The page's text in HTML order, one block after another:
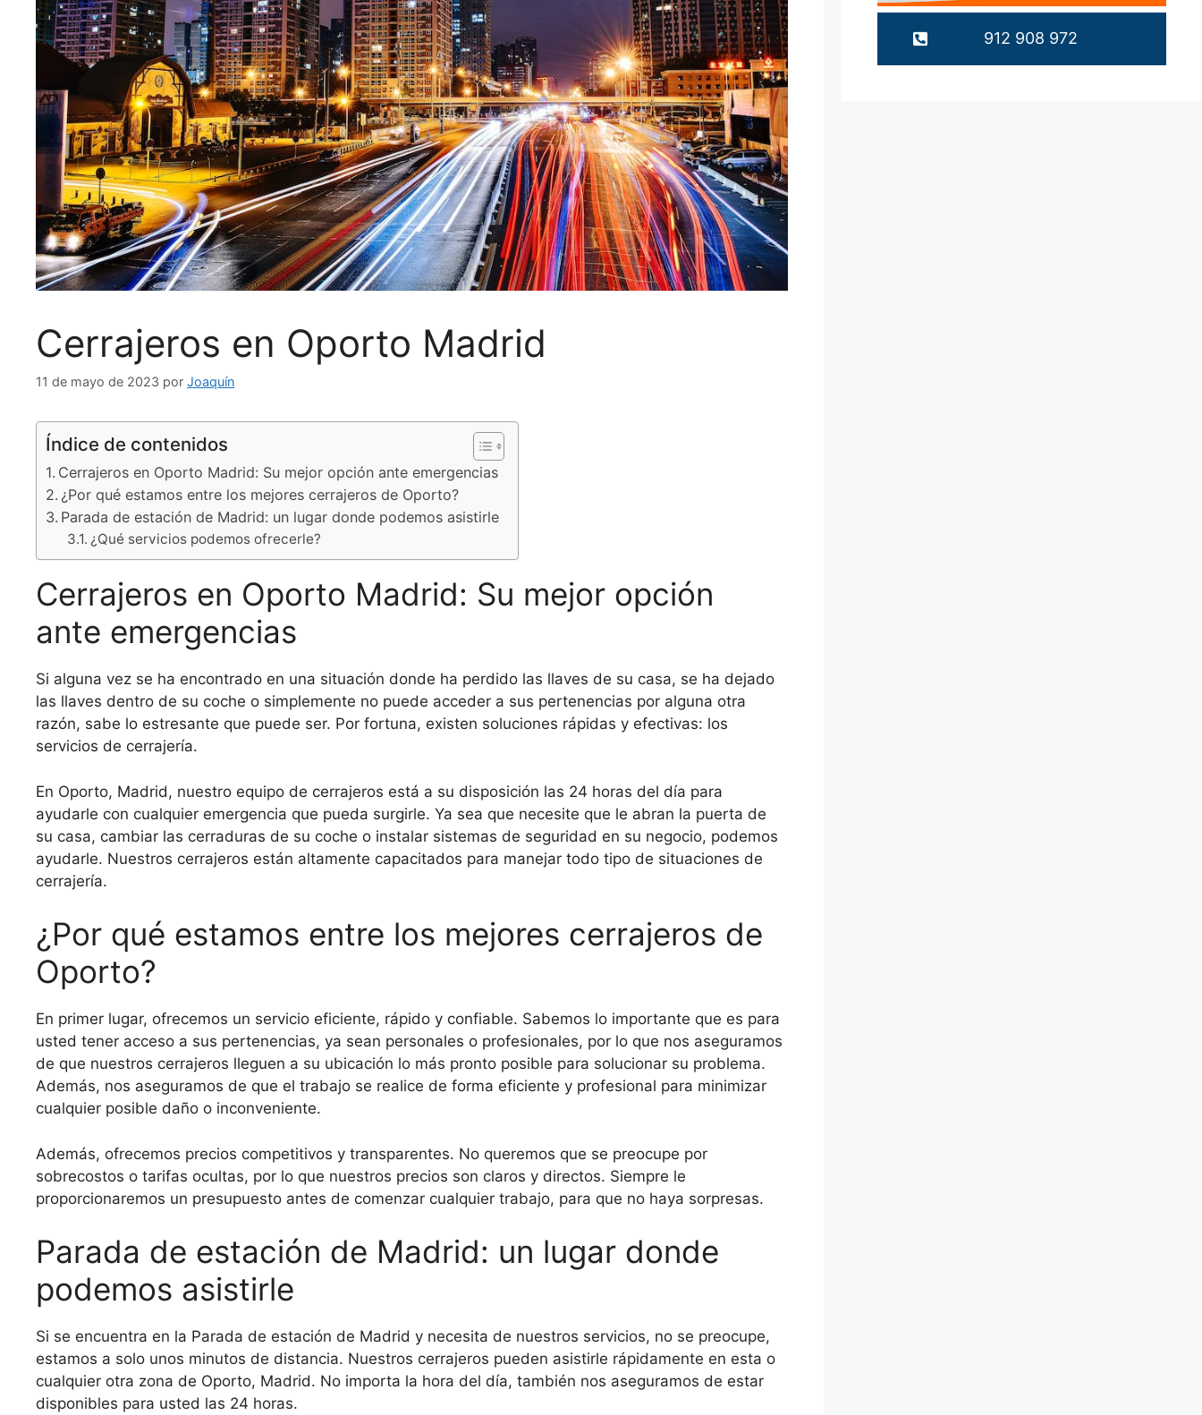
Cerrajeros en Oporto Madrid
11 de mayo de 2023 por Joaquín
Índice de contenidos
Cerrajeros en Oporto Madrid: Su mejor opción ante emergencias
¿Por qué estamos entre los mejores cerrajeros de Oporto?
Parada de estación de Madrid: un lugar donde podemos asistirle
¿Qué servicios podemos ofrecerle?
Cerrajeros en Oporto Madrid: Su mejor opción
ante emergencias
Si alguna vez se ha encontrado en una situación donde ha perdido las llaves de su casa, se ha dejado
las llaves dentro de su coche o simplemente no puede acceder a sus pertenencias por alguna otra
razón, sabe lo estresante que puede ser. Por fortuna, existen soluciones rápidas y efectivas: los
servicios de cerrajería.
En Oporto, Madrid, nuestro equipo de cerrajeros está a su disposición las 24 horas del día para
ayudarle con cualquier emergencia que pueda surgirle. Ya sea que necesite que le abran la puerta de
su casa, cambiar las cerraduras de su coche o instalar sistemas de seguridad en su negocio, podemos
ayudarle. Nuestros cerrajeros están altamente capacitados para manejar todo tipo de situaciones de
cerrajería.
¿Por qué estamos entre los mejores cerrajeros de
Oporto?
En primer lugar, ofrecemos un servicio eficiente, rápido y confiable. Sabemos lo importante que es para
usted tener acceso a sus pertenencias, ya sean personales o profesionales, por lo que nos aseguramos
de que nuestros cerrajeros lleguen a su ubicación lo más pronto posible para solucionar su problema.
Además, nos aseguramos de que el trabajo se realice de forma eficiente y profesional para minimizar
cualquier posible daño o inconveniente.
Además, ofrecemos precios competitivos y transparentes. No queremos que se preocupe por
sobrecostos o tarifas ocultas, por lo que nuestros precios son claros y directos. Siempre le
proporcionaremos un presupuesto antes de comenzar cualquier trabajo, para que no haya sorpresas.
Parada de estación de Madrid: un lugar donde
podemos asistirle
Si se encuentra en la Parada de estación de Madrid y necesita de nuestros servicios, no se preocupe,
estamos a solo unos minutos de distancia. Nuestros cerrajeros pueden asistirle rápidamente en esta o
cualquier otra zona de Oporto, Madrid. No importa la hora del día, también nos aseguramos de estar
disponibles para usted las 24 horas.
912 908 972